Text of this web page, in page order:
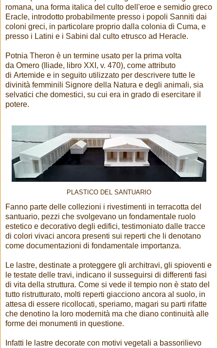
romana, una forma italica del culto dell'eroe e semidio greco
Eracle, introdotto probabilmente presso i popoli Sanniti dai
coloni greci, in particolare proprio dalla colonia di Cuma, e
presso i Latini e i Sabini dal culto etrusco ad Heracle.
Potnia Theron è un termine usato per la prima volta
da Omero (Iliade, libro XXI, v. 470), come attributo
di Artemide e in seguito utilizzato per descrivere tutte le
divinità femminili Signore della Natura e degli animali, sia
selvatici che domestici, su cui era in grado di esercitare il
potere.
PLASTICO DEL SANTUARIO
Fanno parte delle collezioni i rivestimenti in terracotta del
santuario, pezzi che svolgevano un fondamentale ruolo
estetico e decorativo degli edifici, testimoniato dalle tracce
di colori vivaci ancora presenti sui reperti che li denotano
come documentazioni di fondamentale importanza.
Le lastre, destinate a proteggere gli architravi, gli spioventi e
le testate delle travi, indicano il susseguirsi di differenti fasi
di vita della struttura. Come si vede il tempio non è stato del
tutto ristrutturato, molti reperti giacciono ancora al suolo, in
attesa di essere ricollocati, speriamo, magari su parti rifatte
che denotino la loro modernità ma che diano continuità alle
forme dei monumenti in questione.
Infatti le lastre decorate con motivi vegetali a bassorilievo